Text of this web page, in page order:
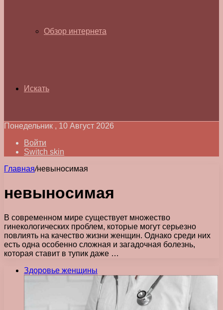
Обзор интернета
Искать
Понедельник , 10 Август 2026
Войти
Switch skin
Главная/невыносимая
невыносимая
В современном мире существует множество
гинекологических проблем, которые могут серьезно
повлиять на качество жизни женщин. Однако среди них
есть одна особенно сложная и загадочная болезнь,
которая ставит в тупик даже …
Здоровье женщины